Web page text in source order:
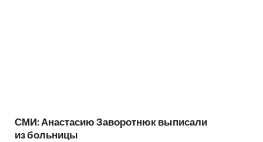
СМИ: Анастасию Заворотнюк выписали
из больницы